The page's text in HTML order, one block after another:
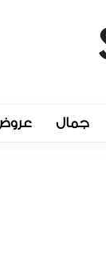
جمال عروض